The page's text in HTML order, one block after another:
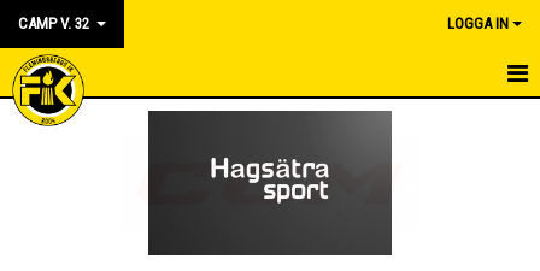
CAMP V. 32 LOGGA IN
HEM